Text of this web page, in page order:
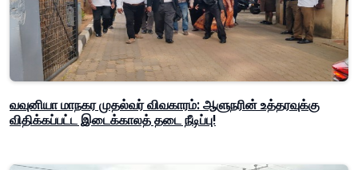
வவுனியா மாநகர முதல்வர் விவகாரம்: ஆளுநரின் உத்தரவுக்கு
விதிக்கப்பட்ட இடைக்காலத் தடை நீடிப்பு!